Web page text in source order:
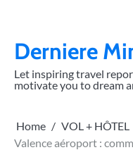
contentDerniere
Let inspiring travel
motivate you to dream
Home VOL + HÔTEL
Valence aéroport :